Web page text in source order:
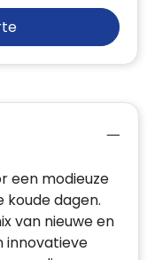
een modieuze
koude dagen.
van nieuwe en
innovatieve